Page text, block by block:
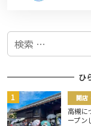
検
ひ
開店
高槻に
ープン